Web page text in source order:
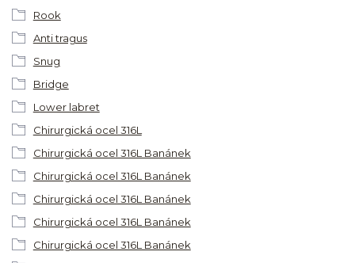
Rook
Anti tragus
Snug
Bridge
Lower labret
Chirurgická ocel 316L
Chirurgická ocel 316L Banánek
Chirurgická ocel 316L Banánek
Chirurgická ocel 316L Banánek
Chirurgická ocel 316L Banánek
Chirurgická ocel 316L Banánek